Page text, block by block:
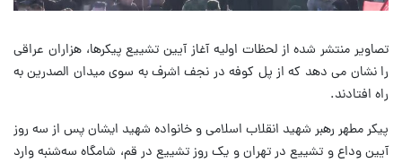
تصاویر منتشر شده از لحظات اولیه آغاز آیین تشییع پیکرها، هزاران عراقی
را نشان می دهد که از پل کوفه در نجف اشرف به سوی میدان الصدرین به
راه افتادند.
پیکر مطهر رهبر شهید انقلاب اسلامی و خانواده شهید ایشان پس از سه روز
آیین وداع و تشییع در تهران و یک روز تشییع در قم، شامگاه سه‌شنبه وارد